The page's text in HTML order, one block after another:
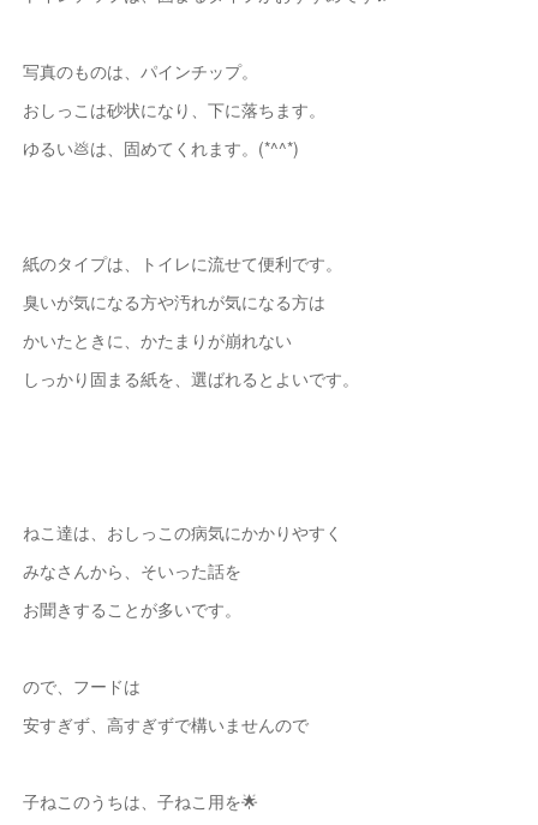
写真のものは、パインチップ。
おしっこは砂状になり、下に落ちます。
ゆるい💩は、固めてくれます。(*^^*)
紙のタイプは、トイレに流せて便利です。
臭いが気になる方や汚れが気になる方は
かいたときに、かたまりが崩れない
しっかり固まる紙を、選ばれるとよいです。
ねこ達は、おしっこの病気にかかりやすく
みなさんから、そいった話を
お聞きすることが多いです。
ので、フードは
安すぎず、高すぎずで構いませんので
子ねこのうちは、子ねこ用を🌟